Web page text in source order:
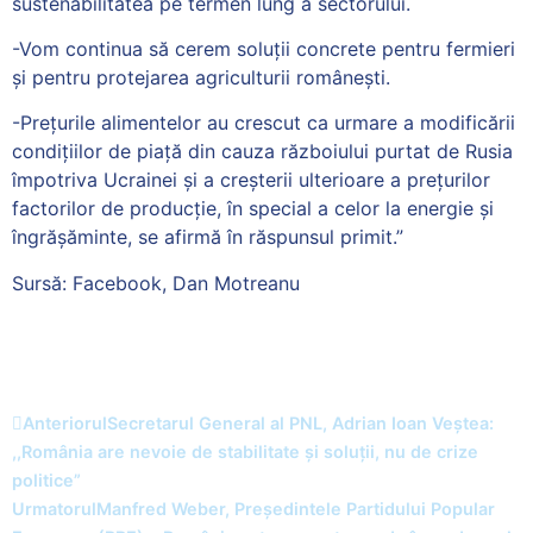
-Vom continua să cerem soluții concrete pentru fermieri
și pentru protejarea agriculturii românești.
-Prețurile alimentelor au crescut ca urmare a modificării
condițiilor de piață din cauza războiului purtat de Rusia
împotriva Ucrainei și a creșterii ulterioare a prețurilor
factorilor de producție, în special a celor la energie și
îngrășăminte, se afirmă în răspunsul primit.”
Sursă: Facebook, Dan Motreanu
AnteriorulSecretarul General al PNL, Adrian Ioan Veștea:
,,România are nevoie de stabilitate și soluții, nu de crize
politice”
UrmatorulManfred Weber, Președintele Partidului Popular